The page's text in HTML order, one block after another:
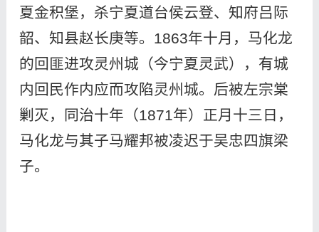
夏金积堡，杀宁夏道台侯云登、知府吕际
韶、知县赵长庚等。1863年十月，马化龙
的回匪进攻灵州城（今宁夏灵武），有城
内回民作内应而攻陷灵州城。后被左宗棠
剿灭，同治十年（1871年）正月十三日，
马化龙与其子马耀邦被凌迟于吴忠四旗梁
子。